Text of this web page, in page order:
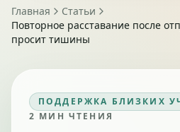
Главная
Статьи
Повторное расставание после
просит тишины
ПОДДЕРЖКА БЛИЗКИХ
2 МИН ЧТЕНИЯ